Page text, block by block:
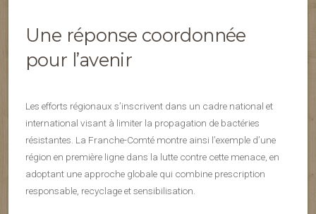
Une réponse coordonnée
pour l’avenir
Les efforts régionaux s’inscrivent dans un cadre national et
international visant à limiter la propagation de bactéries
résistantes. La Franche-Comté montre ainsi l’exemple d’une
région en première ligne dans la lutte contre cette menace, en
adoptant une approche globale qui combine prescription
responsable, recyclage et sensibilisation.